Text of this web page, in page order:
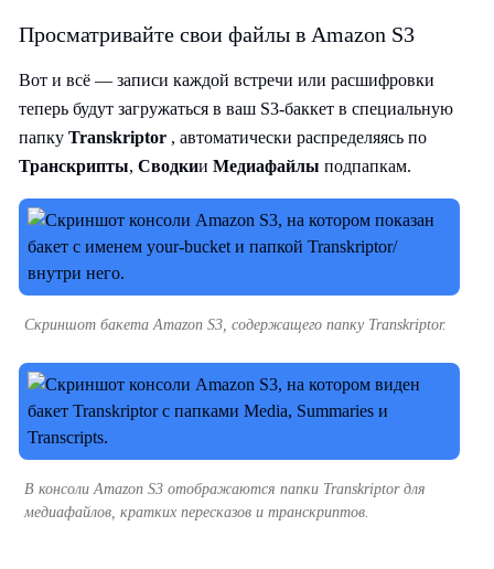
Просматривайте свои файлы в Amazon S3
Вот и всё — записи каждой встречи или расшифровки
теперь будут загружаться в ваш S3-баккет в специальную
папку Transkriptor , автоматически распределяясь по
Транскрипты, Сводкии Медиафайлы подпапкам.
Скриншот бакета Amazon S3, содержащего папку Transkriptor.
В консоли Amazon S3 отображаются папки Transkriptor для
медиафайлов, кратких пересказов и транскриптов.